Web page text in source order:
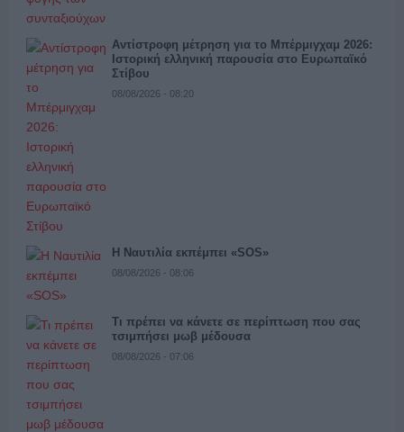
Αντίστροφη μέτρηση για το Μπέρμιγχαμ 2026:
Ιστορική ελληνική παρουσία στο Ευρωπαϊκό
Στίβου
08/08/2026 - 08:20
Η Ναυτιλία εκπέμπει «SOS»
08/08/2026 - 08:06
Τι πρέπει να κάνετε σε περίπτωση που σας
τσιμπήσει μωβ μέδουσα
08/08/2026 - 07:06